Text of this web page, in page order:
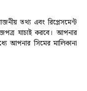
তথ্য এবং রিপ্লেসমেন্ট
যাচাই করবে। আপনার
আপনার সিমের মালিকানা